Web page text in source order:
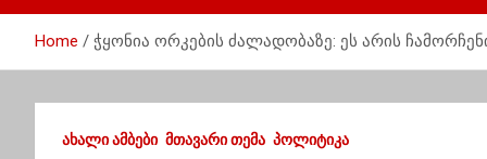
Home ჭყონია ორკების ძალადობაზე: ეს არის
ᲐᲮᲐᲚᲘ ᲐᲛᲑᲔᲑᲘ ᲛᲗᲐᲕᲐᲠᲘ ᲗᲔᲛᲐ ᲞᲝᲚᲘᲢᲘᲙᲐ